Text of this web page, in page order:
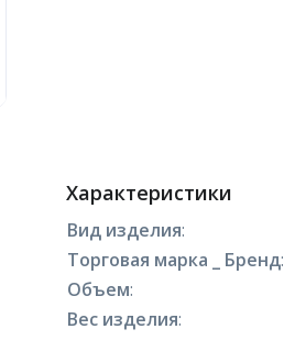
Характеристики
Вид изделия:
Торговая марка _ Бренд:
Объем:
Вес изделия: